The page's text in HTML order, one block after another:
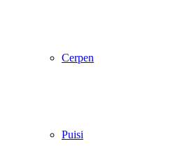
Cerpen
Puisi